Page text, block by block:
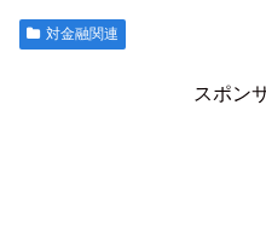
対金融関連
スポン